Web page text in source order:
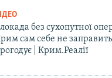
без сухопутної
сам себе не заправить
| Крим.Реалії